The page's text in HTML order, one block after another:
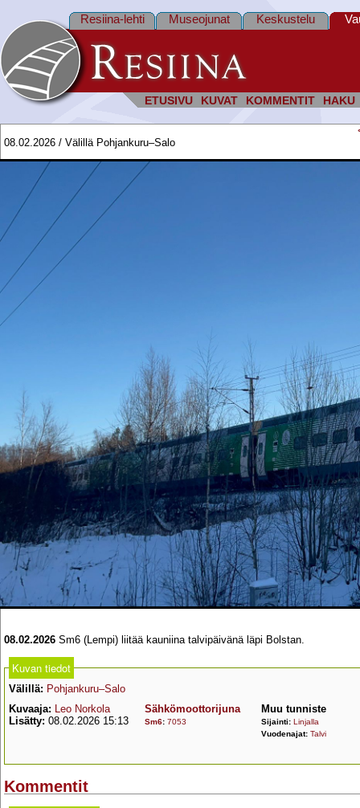
ETUSIVU KUVAT KOMMENTIT HAKU
Resiina-lehti Museojunat Keskustelu
08.02.2026 / Välillä Pohjankuru–Salo
08.02.2026 Sm6 (Lempi) liitää kauniina talvipäivänä läpi Bolstan.
Kuvan tiedot
Välillä: Pohjankuru–Salo
Kuvaaja: Leo Norkola
Lisätty: 08.02.2026 15:13
Sähkömoottorijuna
Sm6: 7053
Muu tunniste
Sijainti: Linjalla
Vuodenajat: Talvi
Kommentit